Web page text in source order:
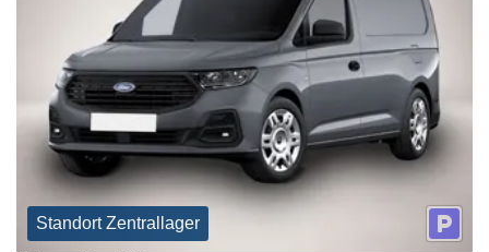
Standort Zentrallager